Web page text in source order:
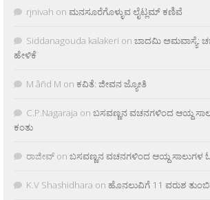
rjnivah on ಮನಸೂರೆಗೊಳ್ಳುವ ಲೈಟ್ಲಮ್ ಕಣಿವೆ
Siddanagouda kalakeri on ಬಾದಮಿ ಅಮವಾಸ್ಯೆ:
ಹೇಳಿಕೆ
M âñd M on ಕವಿತೆ: ಜೀವನ ಜ್ಯೋತಿ
C.P.Nagaraja on ಬಸವಣ್ಣನ ವಚನಗಳಿಂದ ಆಯ್ದ
ಕಂತು
ರಾಜೀವ್ on ಬಸವಣ್ಣನ ವಚನಗಳಿಂದ ಆಯ್ದ ಸಾಲುಗಳ
K.V Shashidhara on ಹೊನಲುವಿಗೆ 11 ವರುಶ